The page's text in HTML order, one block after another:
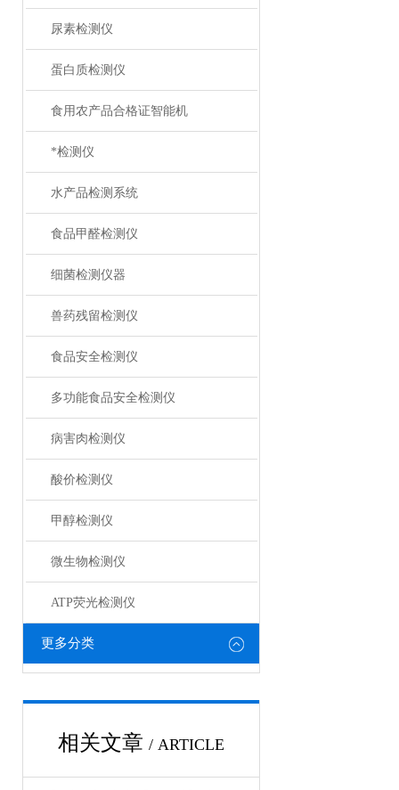
尿素检测仪
蛋白质检测仪
食用农产品合格证智能机
*检测仪
水产品检测系统
食品甲醛检测仪
细菌检测仪器
兽药残留检测仪
食品安全检测仪
多功能食品安全检测仪
病害肉检测仪
酸价检测仪
甲醇检测仪
微生物检测仪
ATP荧光检测仪
更多分类
相关文章 / ARTICLE